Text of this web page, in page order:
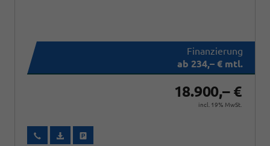
ab 234,– € mtl.
18.900,– €
incl. 19% MwSt.
Wir rufen Sie anFahrzeugexposé (PDF)